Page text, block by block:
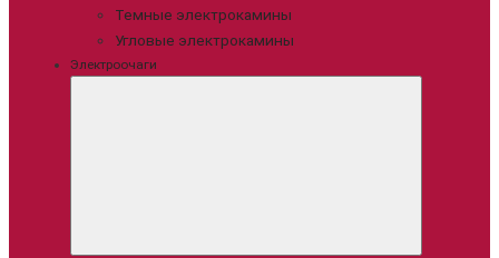
Темные электрокамины
Угловые электрокамины
Электроочаги